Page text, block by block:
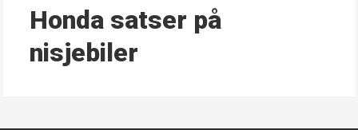
Honda satser på
nisjebiler